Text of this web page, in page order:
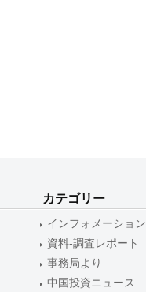
カテゴリー
インフォメーション
資料-調査レポート
事務局より
中国投資ニュース